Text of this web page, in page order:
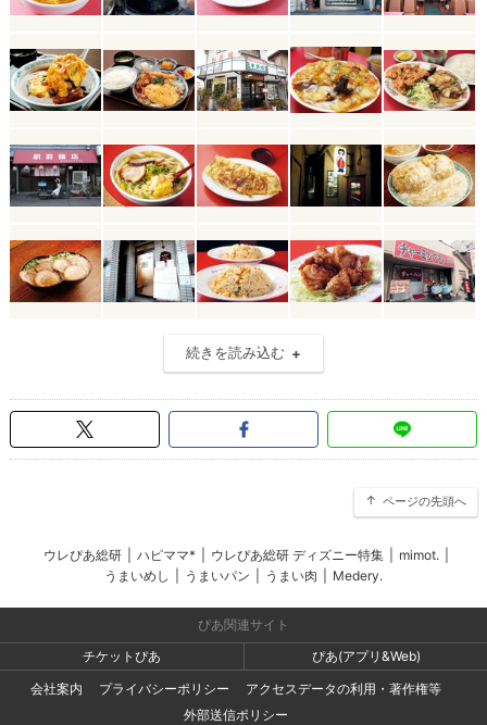
続きを読み込む
ページの先頭へ
ウレぴあ総研 ハピママ* ウレぴあ総研 ディズニー特集 mimot.
うまいめし
うまいパン うまい肉 Medery.
ぴあ関連サイト
チケットぴあ
ぴあ(アプリ&Web)
会社案内
プライバシーポリシー
アクセスデータの利用・著作権等
外部送信ポリシー